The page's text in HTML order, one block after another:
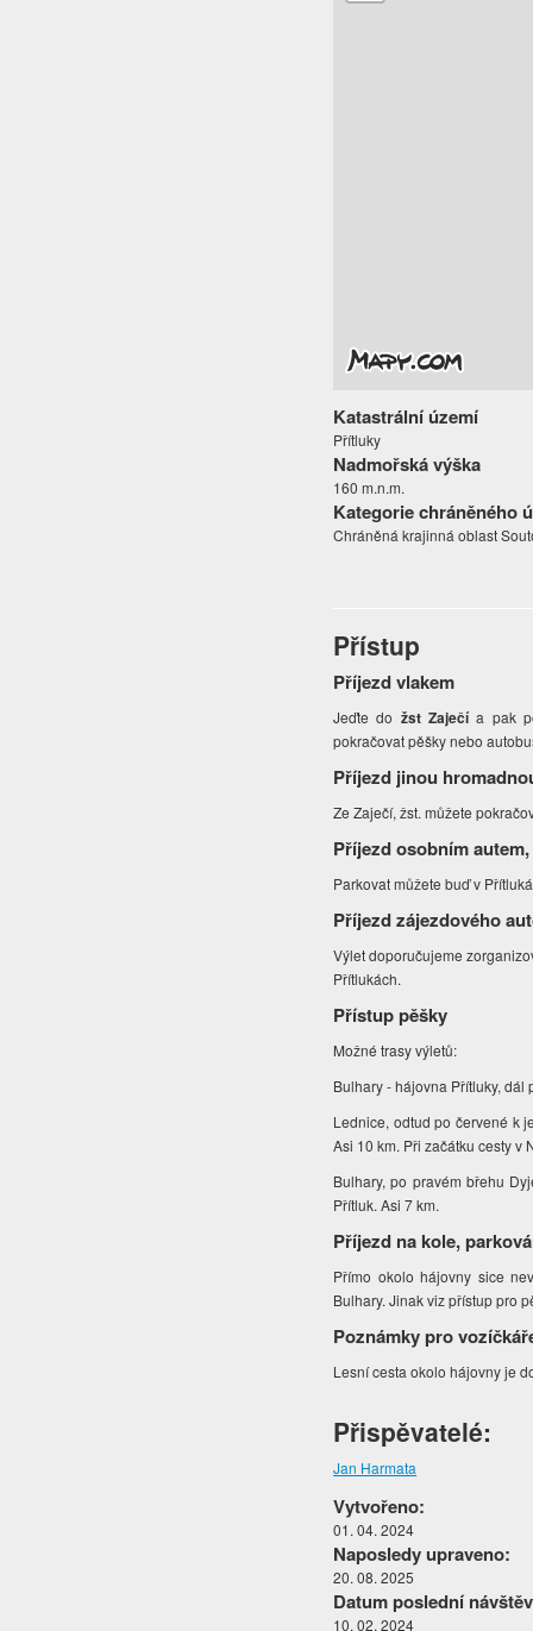
Katastrální území
Přítluky
Nadmořská výška
160 m.n.m.
Kategorie chráněného
Chráněná krajinná oblast
Přístup
Příjezd vlakem
Jeďte do žst Zaječía pak
pokračovat pěšky nebo
Příjezd jinou
Ze Zaječí, žst. můžete
Příjezd osobním
Parkovat můžete buď v
Příjezd zájezdového
Výlet doporučujeme
Přítlukách.
Přístup pěšky
Možné trasy výletů:
Bulhary - hájovna Přítluky, dál
Lednice, odtud po červené k
Asi 10 km. Při začátku cesty v
Bulhary, po pravém břehu
Přítluk. Asi 7 km.
Příjezd na kole,
Přímo okolo hájovny sice
Bulhary. Jinak viz přístup pro
Poznámky pro
Lesní cesta okolo hájovny je
Přispěvatelé:
Jan Harmata
Vytvořeno:
01. 04. 2024
Naposledy upraveno:
20. 08. 2025
Datum poslední
10. 02. 2024